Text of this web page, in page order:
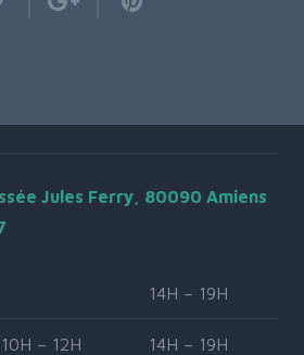
Jules Ferry, 80090 Amiens
14H – 19H
10H – 12H 14H – 19H